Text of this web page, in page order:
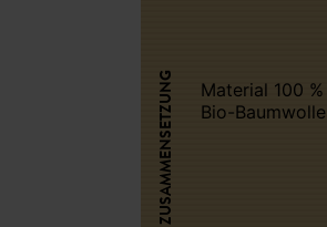
ZUSAMMENSETZUNG
Material 100 %
Bio-Baumwolle